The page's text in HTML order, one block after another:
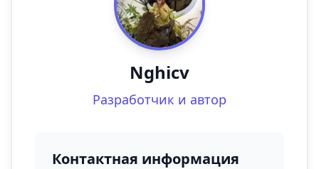
Nghicv
Разработчик и автор
Контактная информация